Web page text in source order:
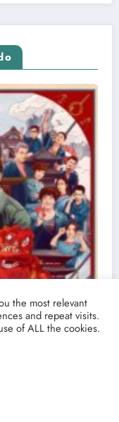
the most relevant
and repeat visits.
of ALL the cookies.